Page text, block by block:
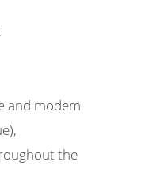
and modem
the